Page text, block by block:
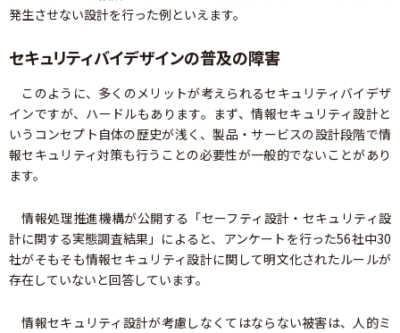
発生させない設計を行った例といえます。
セキュリティバイデザインの普及の障害
このように、多くのメリットが考えられるセキュリティバイデザ
インですが、ハードルもあります。まず、情報セキュリティ設計と
いうコンセプト自体の歴史が浅く、製品・サービスの設計段階で情
報セキュリティ対策も行うことの必要性が一般的でないことがあり
ます。
情報処理推進機構が公開する「セーフティ設計・セキュリティ設
計に関する実態調査結果」によると、アンケートを行った56社中30
社がそもそも情報セキュリティ設計に関して明文化されたルールが
存在していないと回答しています。
情報セキュリティ設計が考慮しなくてはならない被害は、人的ミ